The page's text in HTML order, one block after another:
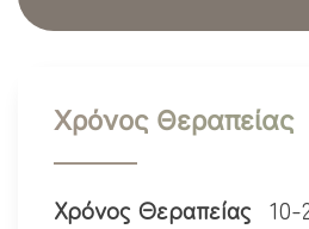
Χρόνος Θεραπείας
Χρόνος Θεραπείας 10-